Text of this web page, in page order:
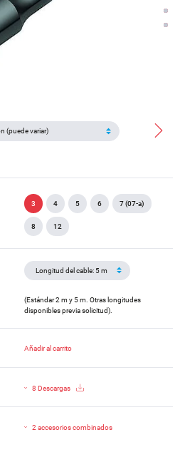
3 4 5 6 7 (07-a)
8 12
(Estándar 2 m y 5 m. Otras longitudes
disponibles previa solicitud).
Añadir al carrito
8 Descargas
2 accesorios combinados